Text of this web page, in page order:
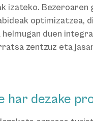
izateko. Bezeroaren
optimizatzea,
duen
zentzuz eta
har dezake